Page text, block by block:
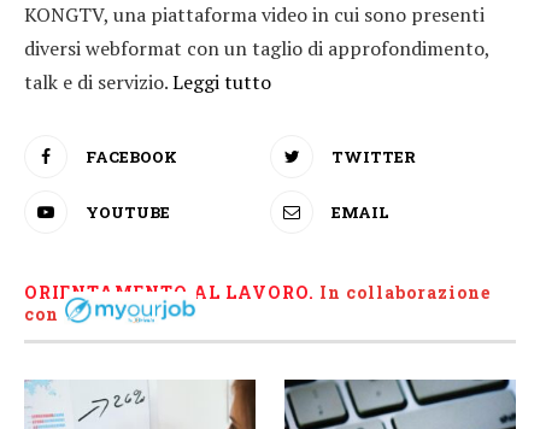
KONGTV, una piattaforma video in cui sono presenti
diversi webformat con un taglio di approfondimento,
talk e di servizio.Leggi tutto
FACEBOOK TWITTER
YOUTUBE EMAIL
ORIENTAMENTO AL LAVORO. In collaborazione
con